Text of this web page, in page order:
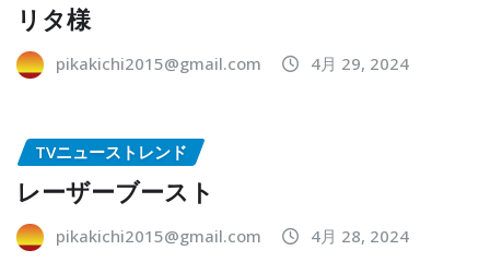
リタ様
pikakichi2015@gmail.com 4月 29, 2024
TVニューストレンド
レーザーブースト
pikakichi2015@gmail.com 4月 28, 2024